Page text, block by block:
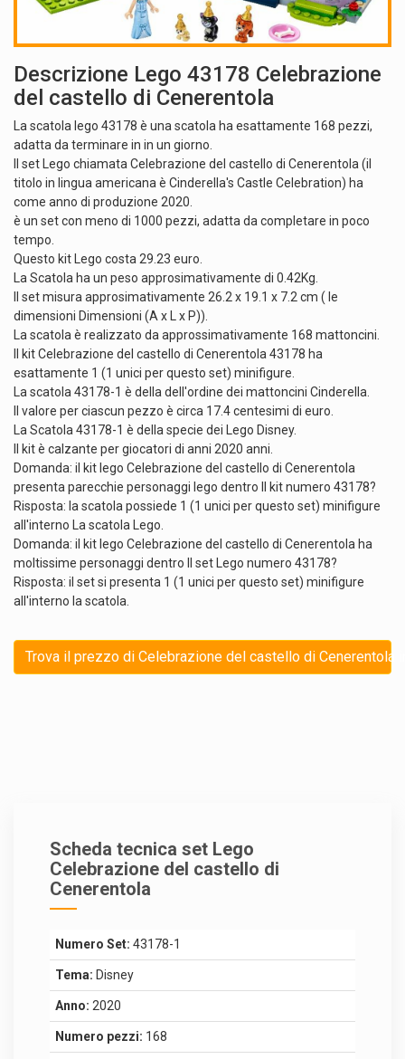
Descrizione Lego 43178 Celebrazione
del castello di Cenerentola
La scatola lego 43178 è una scatola ha esattamente 168 pezzi,
adatta da terminare in in un giorno.
Il set Lego chiamata Celebrazione del castello di Cenerentola (il
titolo in lingua americana è Cinderella's Castle Celebration) ha
come anno di produzione 2020.
è un set con meno di 1000 pezzi, adatta da completare in poco
tempo.
Questo kit Lego costa 29.23 euro.
La Scatola ha un peso approsimativamente di 0.42Kg.
Il set misura approsimativamente 26.2 x 19.1 x 7.2 cm ( le
dimensioni Dimensioni (A x L x P)).
La scatola è realizzato da approssimativamente 168 mattoncini.
Il kit Celebrazione del castello di Cenerentola 43178 ha
esattamente 1 (1 unici per questo set) minifigure.
La scatola 43178-1 è della dell'ordine dei mattoncini Cinderella.
Il valore per ciascun pezzo è circa 17.4 centesimi di euro.
La Scatola 43178-1 è della specie dei Lego Disney.
Il kit è calzante per giocatori di anni 2020 anni.
Domanda: il kit lego Celebrazione del castello di Cenerentola
presenta parecchie personaggi lego dentro Il kit numero 43178?
Risposta: la scatola possiede 1 (1 unici per questo set) minifigure
all'interno La scatola Lego.
Domanda: il kit lego Celebrazione del castello di Cenerentola ha
moltissime personaggi dentro Il set Lego numero 43178?
Risposta: il set si presenta 1 (1 unici per questo set) minifigure
all'interno la scatola.
Trova il prezzo di Celebrazione del castello di Cenerentola
Scheda tecnica set Lego
Celebrazione del castello di
Cenerentola
Numero Set: 43178-1
Tema: Disney
Anno: 2020
Numero pezzi: 168